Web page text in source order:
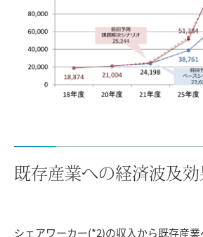
既存産業への経済波及
シェアワーカー(*2)の収入から既存産